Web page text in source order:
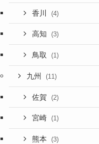
香川 (4)
高知 (3)
鳥取 (1)
九州 (11)
佐賀 (2)
宮崎 (1)
熊本 (3)